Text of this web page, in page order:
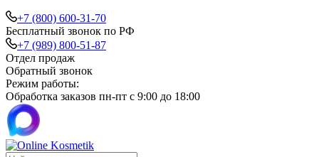
+7 (800) 600-31-70
Бесплатный звонок по РФ
+7 (989) 800-51-87
Отдел продаж
Обратный звонок
Режим работы:
Обработка заказов пн-пт с 9:00 до 18:00